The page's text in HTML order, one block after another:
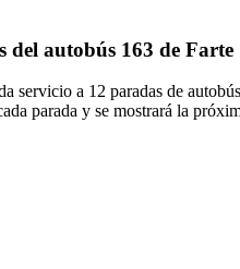
del autobús 163 de Farte
servicio a 12 paradas de
parada y se mostrará la